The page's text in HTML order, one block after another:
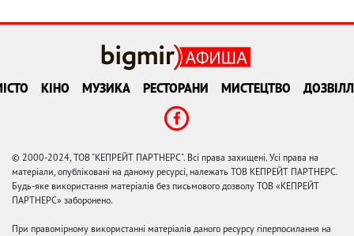
КІНО МУЗИКА РЕСТОРАНИ МИСТЕЦТВО
© 2000-2024, ТОВ "КЕПРЕЙТ ПАРТНЕРС". Всі права захищені. Усі права на
матеріали, опубліковані на даному ресурсі, належать ТОВ КЕПРЕЙТ ПАРТНЕРС.
Будь-яке використання матеріалів без письмового дозволу ТОВ «КЕПРЕЙТ
ПАРТНЕРС» заборонено.
При правомірному використанні матеріалів даного ресурсу гіперпосилання на